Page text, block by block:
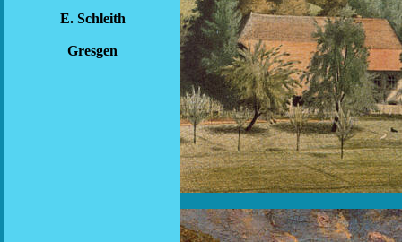
E. Schleith
Gresgen